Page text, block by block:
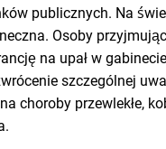
publicznych. Na
Osoby
na upał w
szczególnej
choroby przewlekłe,